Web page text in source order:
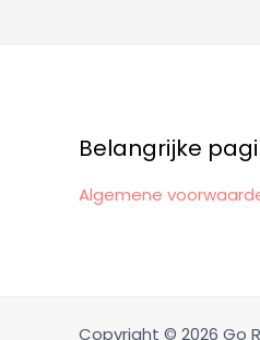
Belangrijke
Algemene
Copyright © 2026 Go